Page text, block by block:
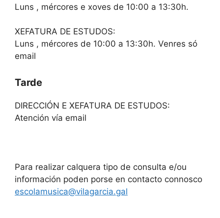
Luns , mércores e xoves de 10:00 a 13:30h.
XEFATURA DE ESTUDOS:
Luns , mércores de 10:00 a 13:30h. Venres só
email
Tarde
DIRECCIÓN E XEFATURA DE ESTUDOS:
Atención vía email
Para realizar calquera tipo de consulta e/ou
información poden porse en contacto connosco
escolamusica@vilagarcia.gal